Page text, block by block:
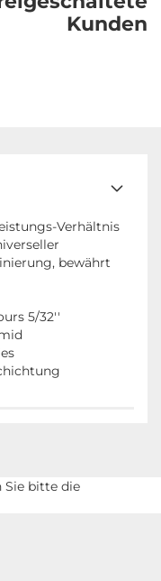
Kunden
Verhältnis
bewährt
5/32''
Sie bitte die